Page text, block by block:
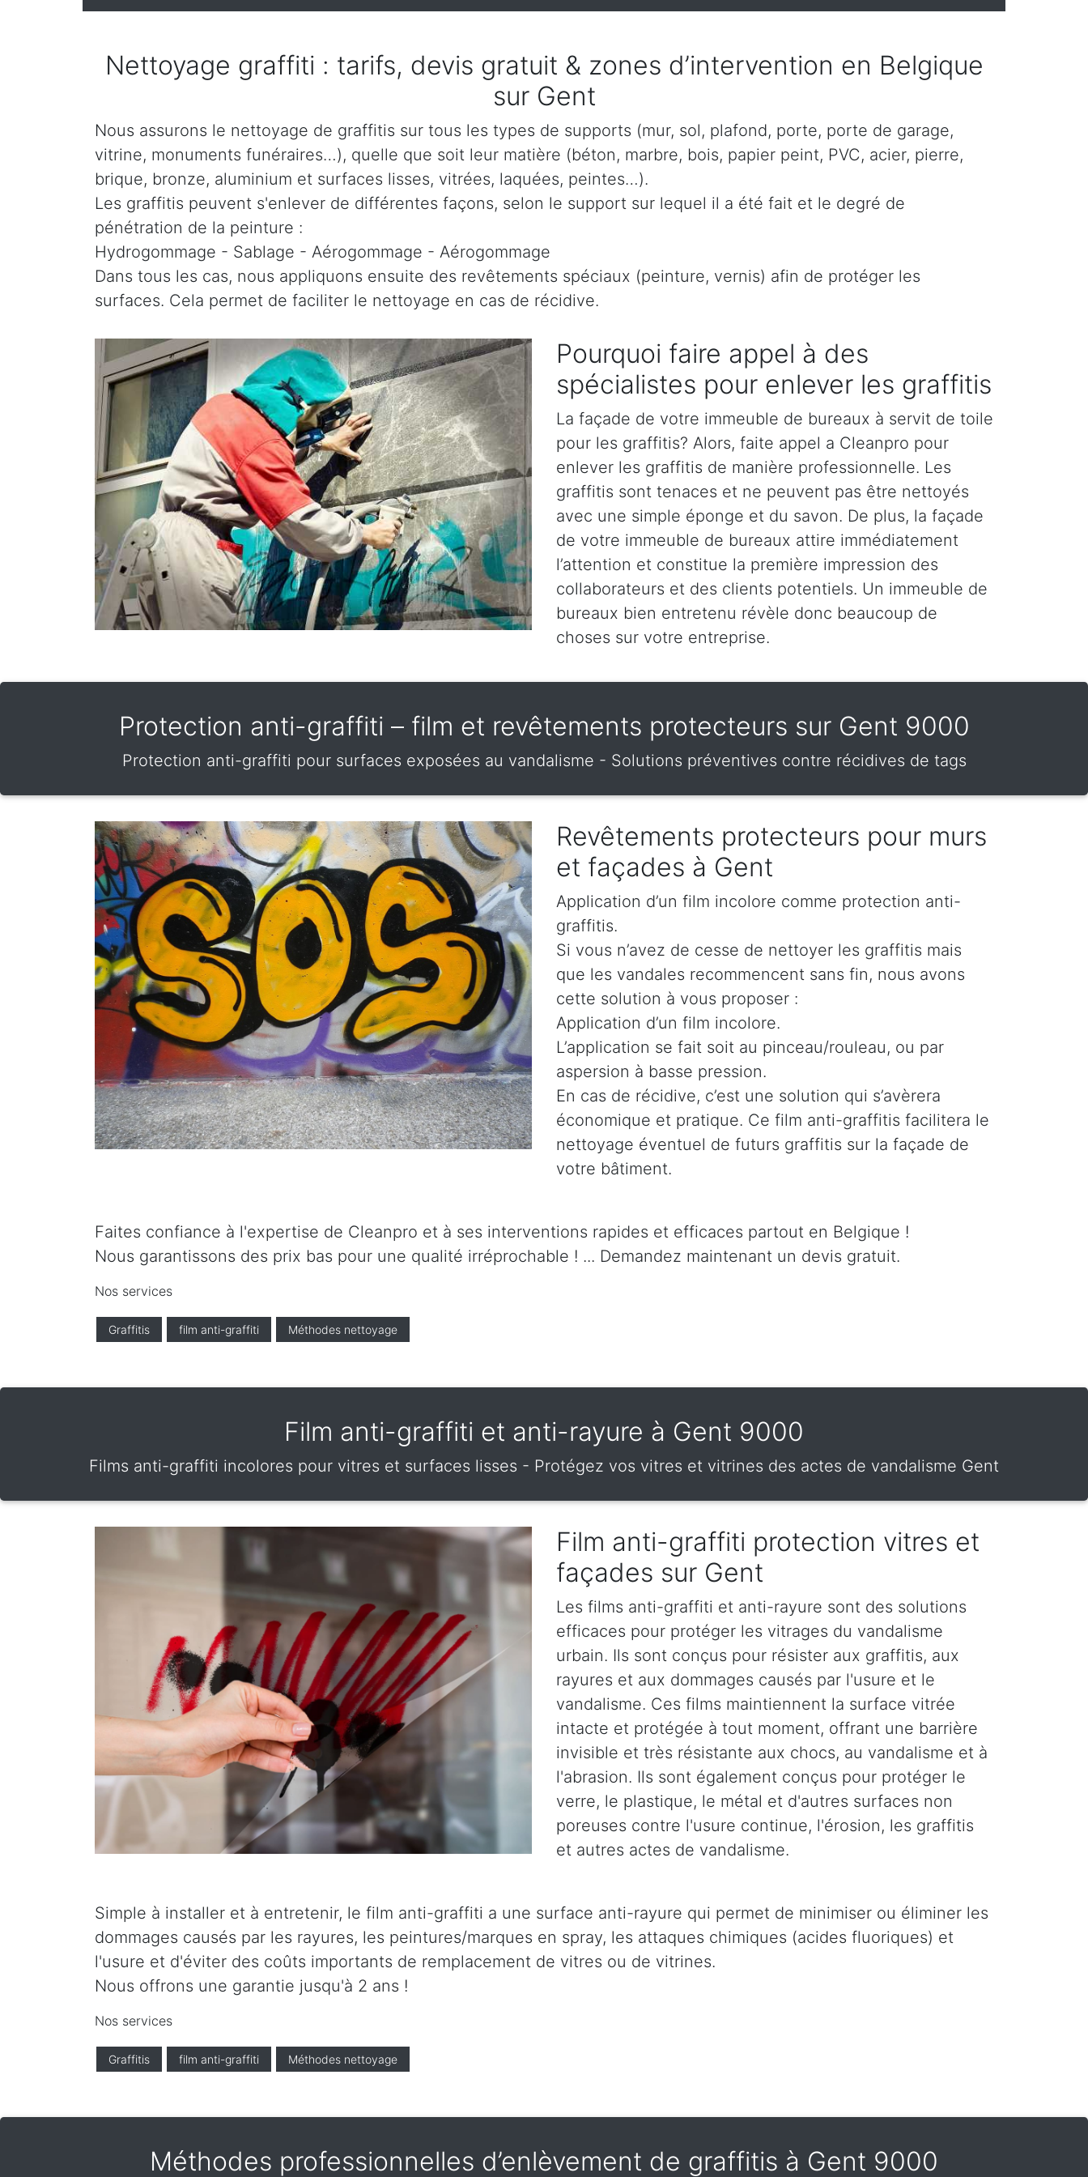
Nettoyage graffiti : tarifs, devis gratuit & zones d’intervention en Belgique
sur Gent
Nous assurons le nettoyage de graffitis sur tous les types de supports (mur, sol, plafond, porte, porte de garage,
vitrine, monuments funéraires…), quelle que soit leur matière (béton, marbre, bois, papier peint, PVC, acier, pierre,
brique, bronze, aluminium et surfaces lisses, vitrées, laquées, peintes…).
Les graffitis peuvent s'enlever de différentes façons, selon le support sur lequel il a été fait et le degré de
pénétration de la peinture :
Hydrogommage - Sablage - Aérogommage - Aérogommage
Dans tous les cas, nous appliquons ensuite des revêtements spéciaux (peinture, vernis) afin de protéger les
surfaces. Cela permet de faciliter le nettoyage en cas de récidive.
Pourquoi faire appel à des
spécialistes pour enlever les graffitis
La façade de votre immeuble de bureaux à servit de toile
pour les graffitis? Alors, faite appel a Cleanpro pour
enlever les graffitis de manière professionnelle. Les
graffitis sont tenaces et ne peuvent pas être nettoyés
avec une simple éponge et du savon. De plus, la façade
de votre immeuble de bureaux attire immédiatement
l’attention et constitue la première impression des
collaborateurs et des clients potentiels. Un immeuble de
bureaux bien entretenu révèle donc beaucoup de
choses sur votre entreprise.
Protection anti-graffiti – film et revêtements protecteurs sur Gent 9000
Protection anti-graffiti pour surfaces exposées au vandalisme - Solutions préventives contre récidives de tags
Revêtements protecteurs pour murs
et façades à Gent
Application d’un film incolore comme protection anti-
graffitis.
Si vous n’avez de cesse de nettoyer les graffitis mais
que les vandales recommencent sans fin, nous avons
cette solution à vous proposer :
Application d’un film incolore.
L’application se fait soit au pinceau/rouleau, ou par
aspersion à basse pression.
En cas de récidive, c’est une solution qui s’avèrera
économique et pratique. Ce film anti-graffitis facilitera le
nettoyage éventuel de futurs graffitis sur la façade de
votre bâtiment.
Faites confiance à l'expertise de Cleanpro et à ses interventions rapides et efficaces partout en Belgique !
Nous garantissons des prix bas pour une qualité irréprochable ! ... Demandez maintenant un devis gratuit.
Nos services
Graffitis film anti-graffiti Méthodes nettoyage
Film anti-graffiti et anti-rayure à Gent 9000
Films anti-graffiti incolores pour vitres et surfaces lisses - Protégez vos vitres et vitrines des actes de vandalisme Gent
Film anti-graffiti protection vitres et
façades sur Gent
Les films anti-graffiti et anti-rayure sont des solutions
efficaces pour protéger les vitrages du vandalisme
urbain. Ils sont conçus pour résister aux graffitis, aux
rayures et aux dommages causés par l'usure et le
vandalisme. Ces films maintiennent la surface vitrée
intacte et protégée à tout moment, offrant une barrière
invisible et très résistante aux chocs, au vandalisme et à
l'abrasion. Ils sont également conçus pour protéger le
verre, le plastique, le métal et d'autres surfaces non
poreuses contre l'usure continue, l'érosion, les graffitis
et autres actes de vandalisme.
Simple à installer et à entretenir, le film anti-graffiti a une surface anti-rayure qui permet de minimiser ou éliminer les
dommages causés par les rayures, les peintures/marques en spray, les attaques chimiques (acides fluoriques) et
l'usure et d'éviter des coûts importants de remplacement de vitres ou de vitrines.
Nous offrons une garantie jusqu'à 2 ans !
Nos services
Graffitis film anti-graffiti Méthodes nettoyage
Méthodes professionnelles d’enlèvement de graffitis à Gent 9000